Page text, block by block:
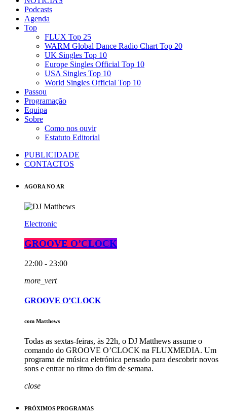
Podcasts
Agenda
Top
FLUX Top 25
WARM Global Dance Radio Chart Top 20
UK Singles Top 10
Europe Singles Official Top 10
USA Singles Top 10
World Singles Official Top 10
Passou
Programação
Equipa
Sobre
Como nos ouvir
Estatuto Editorial
PUBLICIDADE
CONTACTOS
AGORA NO AR
Electronic
GROOVE O’CLOCK
22:00 - 23:00
more_vert
GROOVE O’CLOCK
com Matthews
Todas as sextas-feiras, às 22h, o DJ Matthews assume o
comando do GROOVE O’CLOCK na FLUXMEDIA. Um
programa de música eletrónica pensado para descobrir novos
sons e entrar no ritmo do fim de semana.
close
PRÓXIMOS PROGRAMAS